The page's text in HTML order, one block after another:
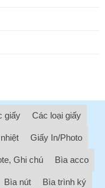
giấy Các loại giấy
Giấy In/Photo
Ghi chú Bìa acco
Bìa nút Bìa trình ký